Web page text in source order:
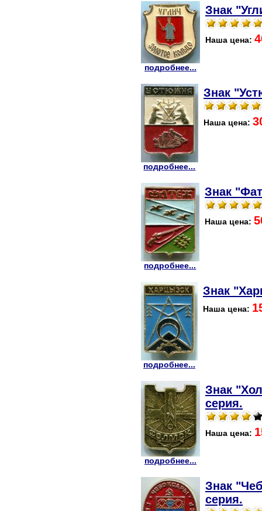
подробнее...
Знак
Наша цена:
подробнее...
Знак
Наша цена:
подробнее...
Знак
Наша цена:
подробнее...
Знак
Наша цена:
подробнее...
Знак
серия.
Наша цена:
Знак
серия.